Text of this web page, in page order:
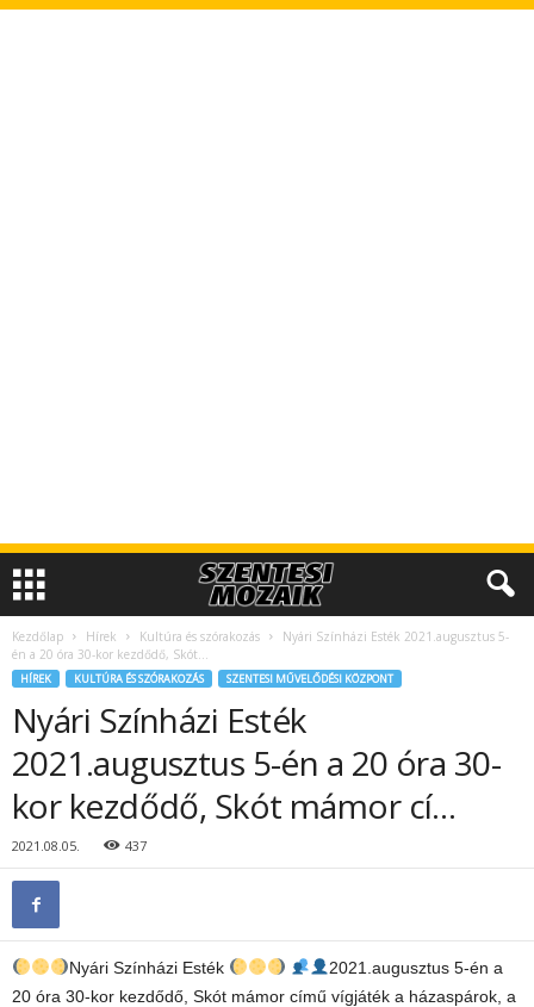
Kezdőlap Hírek Kultúra és szórakozás
Nyári Színházi Esték 2021.augusztus 5-
én a 20 óra 30-kor kezdődő, Skót...
HÍREK KULTÚRA ÉS SZÓRAKOZÁS SZENTESI MŰVELŐDÉSI KÖZPONT
Nyári Színházi Esték
2021.augusztus 5-én a 20 óra 30-
kor kezdődő, Skót mámor cí…
2021.08.05. 437
Nyári Színházi Esték
2021.augusztus 5-én a
20 óra 30-kor kezdődő, Skót mámor című vígjáték a házaspárok, a